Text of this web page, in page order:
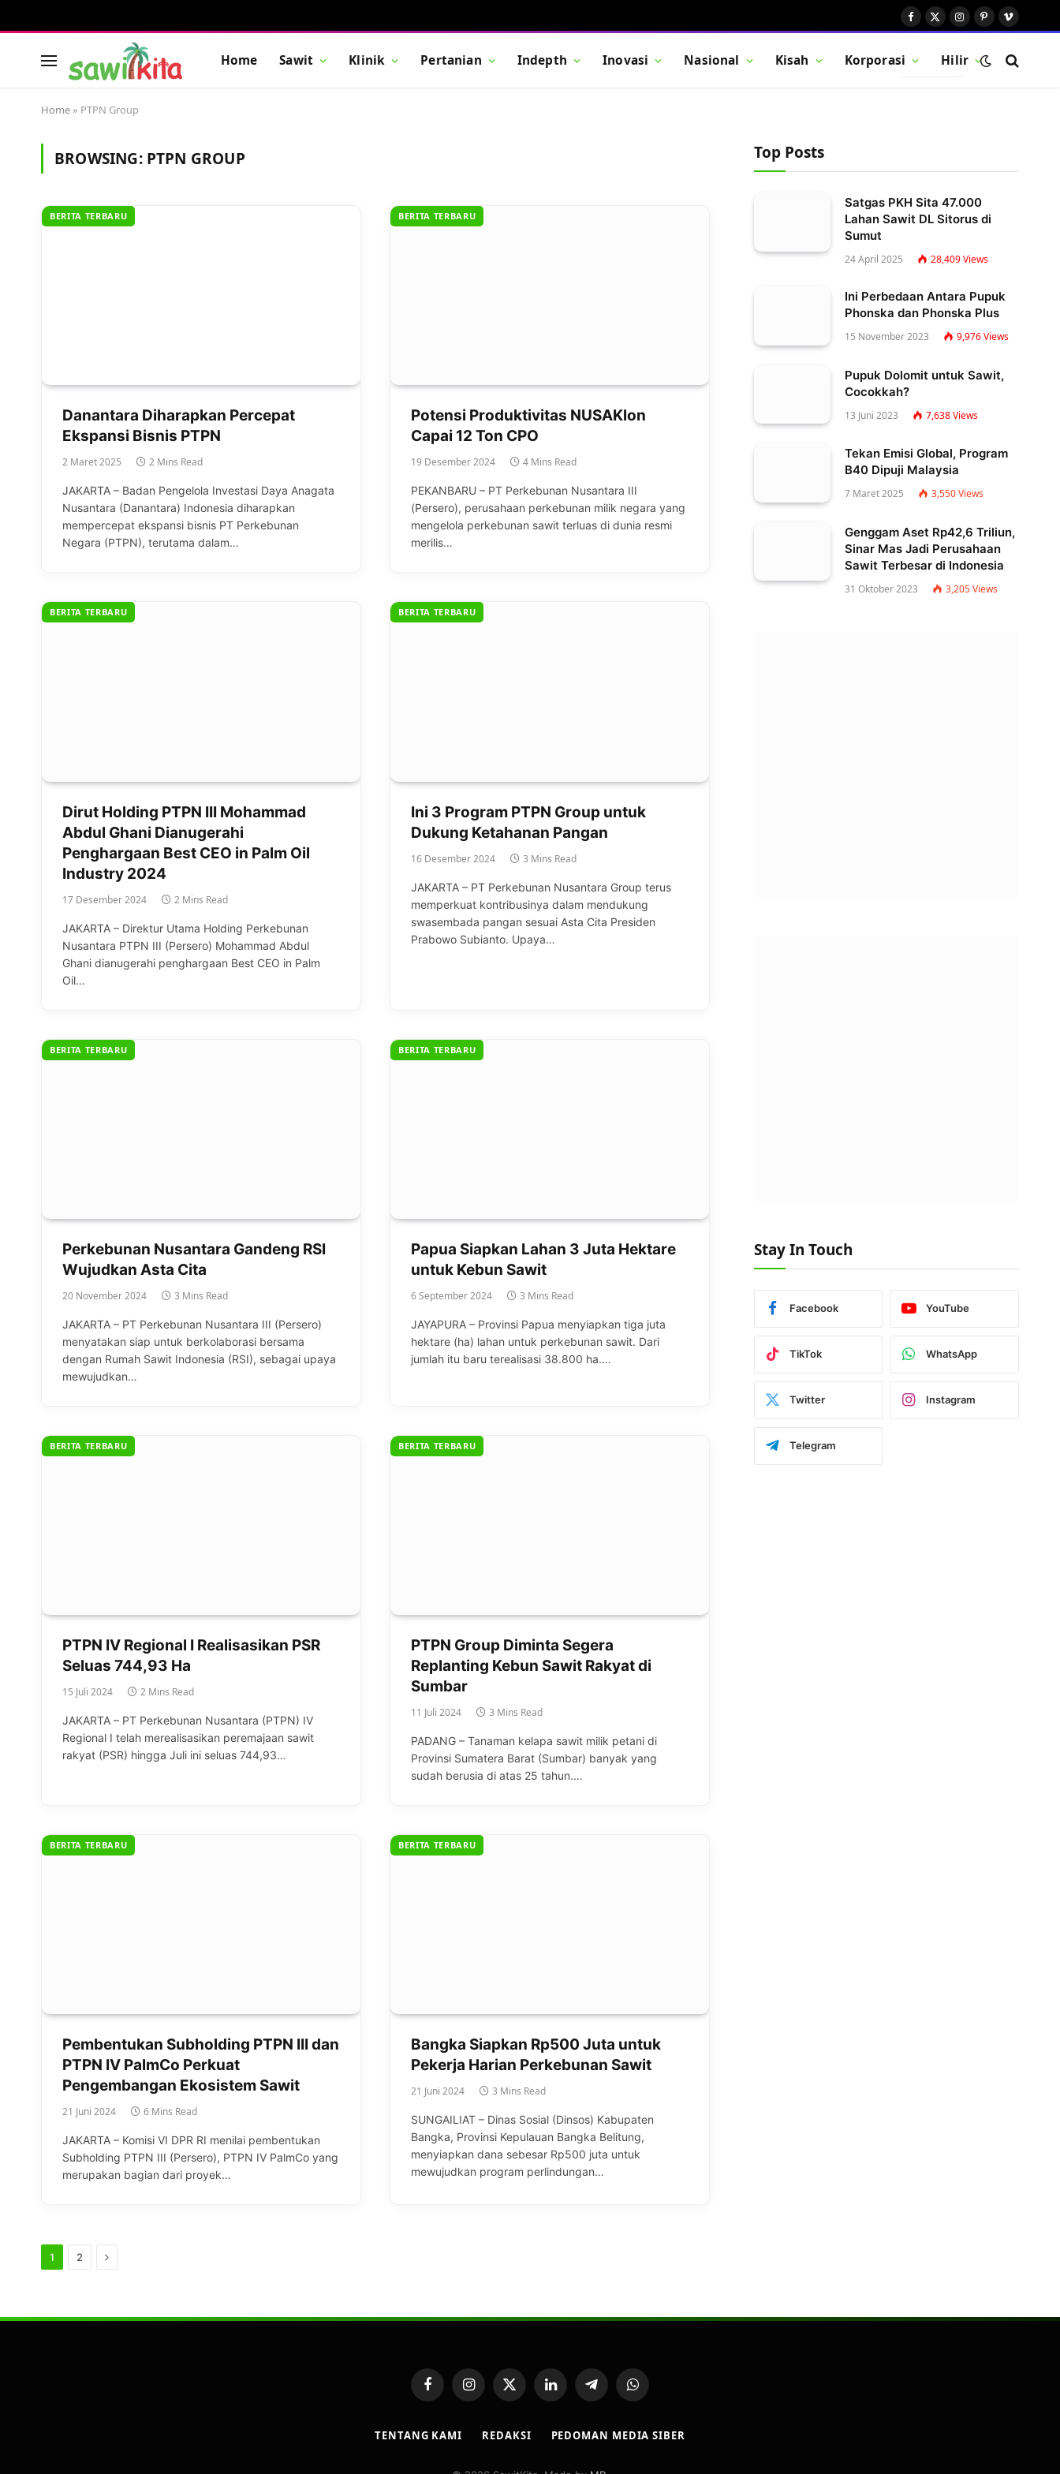
Facebook
X
Instagram
Pinterest
Vimeo
Home Sawit Klinik Pertanian Indepth Inovasi Nasional Kisah Korporasi Hilir
BUTTON
Home » PTPN Group
BROWSING: PTPN GROUP
BERITA TERBARU
Danantara Diharapkan Percepat
Ekspansi Bisnis PTPN
2 Maret 2025 2 Mins Read
JAKARTA – Badan Pengelola Investasi Daya Anagata
Nusantara (Danantara) Indonesia diharapkan
mempercepat ekspansi bisnis PT Perkebunan
Negara (PTPN), terutama dalam…
BERITA TERBARU
Potensi Produktivitas NUSAKlon
Capai 12 Ton CPO
19 Desember 2024 4 Mins Read
PEKANBARU – PT Perkebunan Nusantara III
(Persero), perusahaan perkebunan milik negara yang
mengelola perkebunan sawit terluas di dunia resmi
merilis…
BERITA TERBARU
Dirut Holding PTPN III Mohammad
Abdul Ghani Dianugerahi
Penghargaan Best CEO in Palm Oil
Industry 2024
17 Desember 2024 2 Mins Read
JAKARTA – Direktur Utama Holding Perkebunan
Nusantara PTPN III (Persero) Mohammad Abdul
Ghani dianugerahi penghargaan Best CEO in Palm
Oil…
BERITA TERBARU
Ini 3 Program PTPN Group untuk
Dukung Ketahanan Pangan
16 Desember 2024 3 Mins Read
JAKARTA – PT Perkebunan Nusantara Group terus
memperkuat kontribusinya dalam mendukung
swasembada pangan sesuai Asta Cita Presiden
Prabowo Subianto. Upaya…
BERITA TERBARU
Perkebunan Nusantara Gandeng RSI
Wujudkan Asta Cita
20 November 2024 3 Mins Read
JAKARTA – PT Perkebunan Nusantara III (Persero)
menyatakan siap untuk berkolaborasi bersama
dengan Rumah Sawit Indonesia (RSI), sebagai upaya
mewujudkan…
BERITA TERBARU
Papua Siapkan Lahan 3 Juta Hektare
untuk Kebun Sawit
6 September 2024 3 Mins Read
JAYAPURA – Provinsi Papua menyiapkan tiga juta
hektare (ha) lahan untuk perkebunan sawit. Dari
jumlah itu baru terealisasi 38.800 ha.…
BERITA TERBARU
PTPN IV Regional I Realisasikan PSR
Seluas 744,93 Ha
15 Juli 2024 2 Mins Read
JAKARTA – PT Perkebunan Nusantara (PTPN) IV
Regional I telah merealisasikan peremajaan sawit
rakyat (PSR) hingga Juli ini seluas 744,93…
BERITA TERBARU
PTPN Group Diminta Segera
Replanting Kebun Sawit Rakyat di
Sumbar
11 Juli 2024 3 Mins Read
PADANG – Tanaman kelapa sawit milik petani di
Provinsi Sumatera Barat (Sumbar) banyak yang
sudah berusia di atas 25 tahun.…
BERITA TERBARU
Pembentukan Subholding PTPN III dan
PTPN IV PalmCo Perkuat
Pengembangan Ekosistem Sawit
21 Juni 2024 6 Mins Read
JAKARTA – Komisi VI DPR RI menilai pembentukan
Subholding PTPN III (Persero), PTPN IV PalmCo yang
merupakan bagian dari proyek…
BERITA TERBARU
Bangka Siapkan Rp500 Juta untuk
Pekerja Harian Perkebunan Sawit
21 Juni 2024 3 Mins Read
SUNGAILIAT – Dinas Sosial (Dinsos) Kabupaten
Bangka, Provinsi Kepulauan Bangka Belitung,
menyiapkan dana sebesar Rp500 juta untuk
mewujudkan program perlindungan…
1 2 Next
Top Posts
Satgas PKH Sita 47.000
Lahan Sawit DL Sitorus di
Sumut
24 April 2025 28,409Views
Ini Perbedaan Antara Pupuk
Phonska dan Phonska Plus
15 November 2023 9,976Views
Pupuk Dolomit untuk Sawit,
Cocokkah?
13 Juni 2023 7,638Views
Tekan Emisi Global, Program
B40 Dipuji Malaysia
7 Maret 2025 3,550Views
Genggam Aset Rp42,6 Triliun,
Sinar Mas Jadi Perusahaan
Sawit Terbesar di Indonesia
31 Oktober 2023 3,205Views
Stay In Touch
Facebook YouTube
TikTok WhatsApp
Twitter Instagram
Telegram
FacebookInstagram
X
LinkedInTelegramWhatsApp
TENTANG KAMI REDAKSI PEDOMAN MEDIA SIBER